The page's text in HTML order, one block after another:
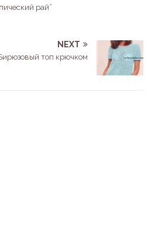
рай”
NEXT
топ крючком